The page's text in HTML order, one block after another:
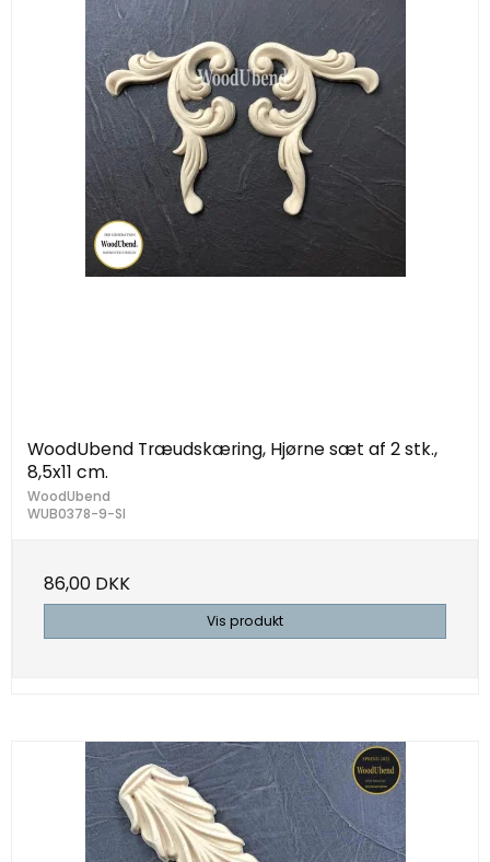
WoodUbend Træudskæring, Hjørne sæt af 2 stk.,
8,5x11 cm.
WoodUbend
WUB0378-9-Sl
86,00 DKK
Vis produkt